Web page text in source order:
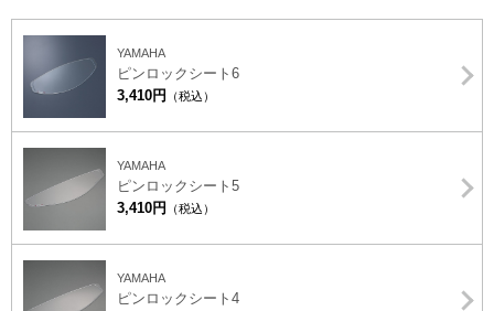
YAMAHA
ピンロックシート6
3,410円
（税込）
YAMAHA
ピンロックシート5
3,410円
（税込）
YAMAHA
ピンロックシート4